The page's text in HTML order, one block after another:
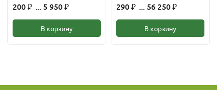
200 ₽ ... 5 950 ₽
В корзину
290 ₽ ... 56 250 ₽
В корзину